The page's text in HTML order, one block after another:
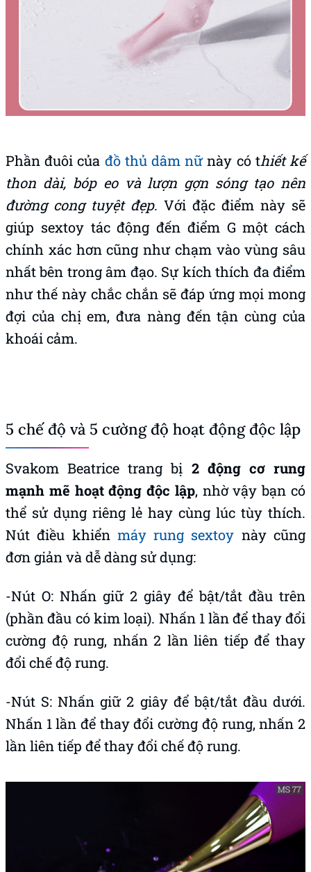
Phần đuôi của đồ thủ dâm nữnày có thiết kế
thon dài, bóp eo và lượn gợn sóng tạo nên
đường cong tuyệt đẹp. Với đặc điểm này sẽ
giúp sextoy tác động đến điểm G một cách
chính xác hơn cũng như chạm vào vùng sâu
nhất bên trong âm đạo. Sự kích thích đa điểm
như thế này chắc chắn sẽ đáp ứng mọi mong
đợi của chị em, đưa nàng đến tận cùng của
khoái cảm.
5 chế độ và 5 cường độ hoạt động độc lập
Svakom Beatrice trang bị 2 động cơ rung
mạnh mẽ hoạt động độc lập, nhờ vậy bạn có
thể sử dụng riêng lẻ hay cùng lúc tùy thích.
Nút điều khiển máy rung sextoy này cũng
đơn giản và dễ dàng sử dụng:
-Nút O: Nhấn giữ 2 giây để bật/tắt đầu trên
(phần đầu có kim loại). Nhấn 1 lần để thay đổi
cường độ rung, nhấn 2 lần liên tiếp để thay
đổi chế độ rung.
-Nút S: Nhấn giữ 2 giây để bật/tắt đầu dưới.
Nhấn 1 lần để thay đổi cường độ rung, nhấn 2
lần liên tiếp để thay đổi chế độ rung.